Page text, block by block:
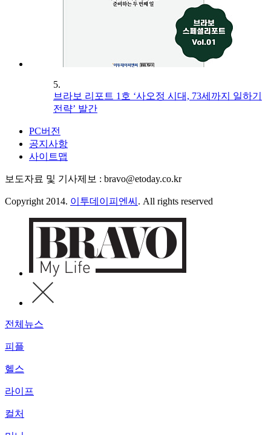
5.
브라보 리포트 1호 ‘사오정 시대, 73세까지 일하기
전략’ 발간
PC버전
공지사항
사이트맵
보도자료 및 기사제보 : bravo@etoday.co.kr
Copyright 2014. 이투데이피엔씨 . All rights reserved
전체뉴스
피플
헬스
라이프
컬처